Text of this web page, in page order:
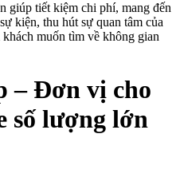
giúp tiết kiệm chi phí, mang đến
kiện, thu hút sự quan tâm của
muốn tìm về không gian
– Đơn vị cho
số lượng lớn